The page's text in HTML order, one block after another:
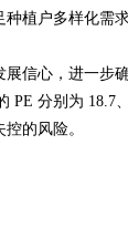
植户多样化需求
心，进一步确
PE 分别为 18.7
的风险。